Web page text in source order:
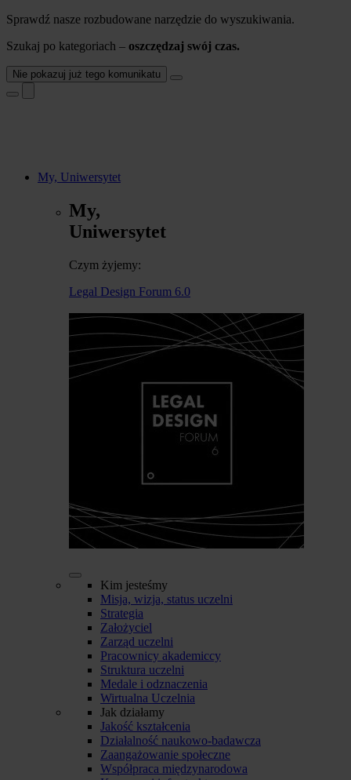
Sprawdź nasze rozbudowane narzędzie do wyszukiwania.
Szukaj po kategoriach – oszczędzaj swój czas.
Nie pokazuj już tego komunikatu
My, Uniwersytet
My,
Uniwersytet
Czym żyjemy:
Legal Design Forum 6.0
Kim jesteśmy
Misja, wizja, status uczelni
Strategia
Założyciel
Zarząd uczelni
Pracownicy akademiccy
Struktura uczelni
Medale i odznaczenia
Wirtualna Uczelnia
Jak działamy
Jakość kształcenia
Działalność naukowo-badawcza
Zaangażowanie społeczne
Współpraca międzynarodowa